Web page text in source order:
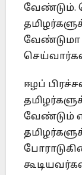
வேண்டும்.
ஈழப்
வேண்டும்